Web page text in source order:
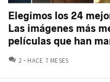
Elegimos los 24
Las imágenes más
películas que han
2 COMENTARIOS
HACE 7 MESES